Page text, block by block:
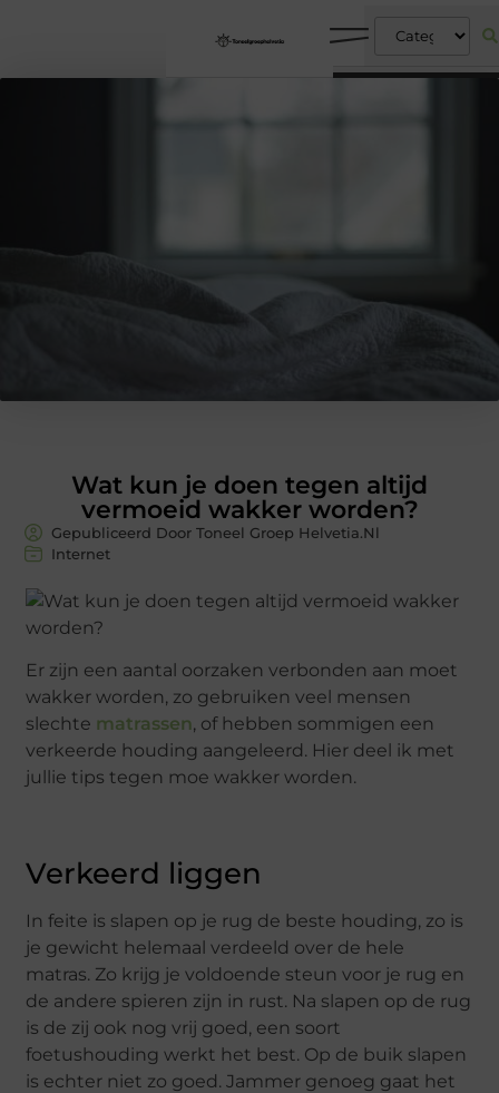
Wat kun je doen tegen altijd
vermoeid wakker worden?
Gepubliceerd Door Toneel Groep Helvetia.nl
Internet
Er zijn een aantal oorzaken verbonden aan moet
wakker worden, zo gebruiken veel mensen
slechte matrassen, of hebben sommigen een
verkeerde houding aangeleerd. Hier deel ik met
jullie tips tegen moe wakker worden.
Verkeerd liggen
In feite is slapen op je rug de beste houding, zo is
je gewicht helemaal verdeeld over de hele
matras. Zo krijg je voldoende steun voor je rug en
de andere spieren zijn in rust. Na slapen op de rug
is de zij ook nog vrij goed, een soort
foetushouding werkt het best. Op de buik slapen
is echter niet zo goed. Jammer genoeg gaat het